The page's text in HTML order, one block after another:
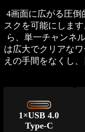
1×USB 4.0
Type-C
4画面に広がる圧倒
スクを可能にしま
ら、単一チャンネ
は広大でクリアな
えの手間をなくし